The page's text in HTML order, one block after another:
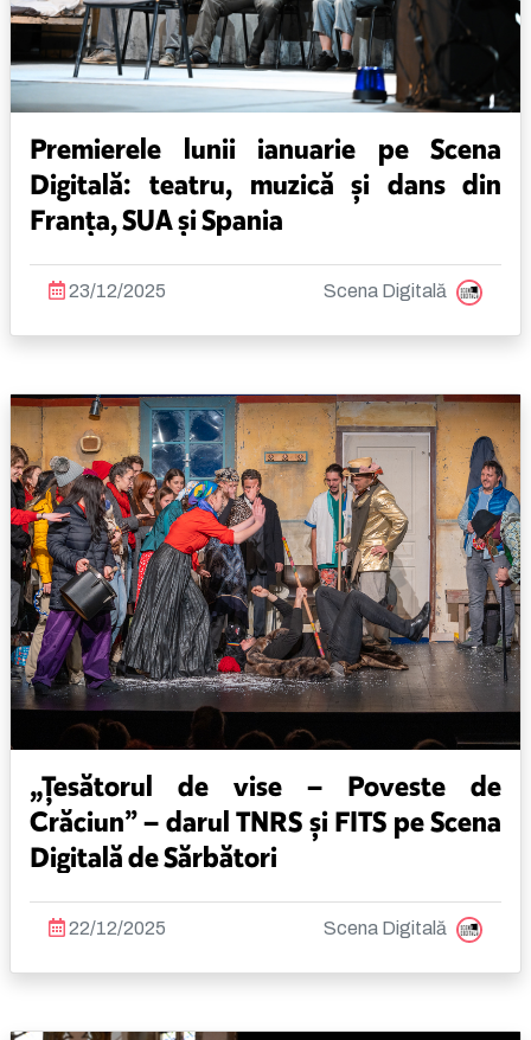
Premierele lunii ianuarie pe Scena
Digitală: teatru, muzică și dans din
Franța, SUA și Spania
23/12/2025 Scena Digitală
„Țesătorul de vise – Poveste de
Crăciun” – darul TNRS și FITS pe Scena
Digitală de Sărbători
22/12/2025 Scena Digitală